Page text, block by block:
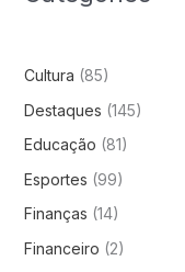
Cultura (85)
Destaques (145)
Educação (81)
Esportes (99)
Finanças (14)
Financeiro (2)